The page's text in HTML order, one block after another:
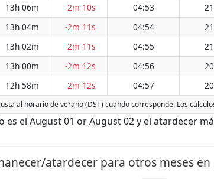
13h 06m -2m 10s 04:53
13h 04m -2m 11s 04:54
13h 02m -2m 11s 04:55
13h 00m -2m 12s 04:56
12h 58m -2m 12s 04:57
al horario de verano (DST) cuando corresponde. Los
el August 01 or August 02 y el atardecer
atardecer para otros meses en